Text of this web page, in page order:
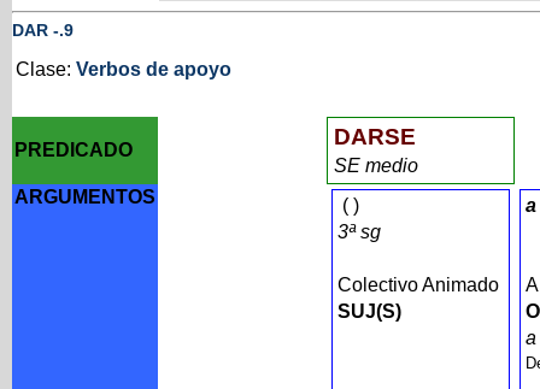
DAR -.9
Clase: Verbos de apoyo
PREDICADO
DARSE
SE medio
ARGUMENTOS
()
3ª sg
Colectivo Animado
SUJ(S)
a